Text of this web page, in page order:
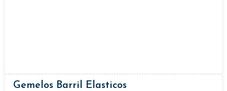
Gemelos Barril Elasticos